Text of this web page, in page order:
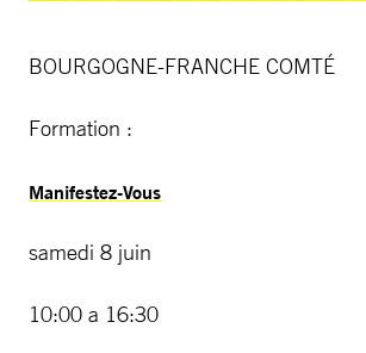
BOURGOGNE-FRANCHE COMTÉ
Formation :
Manifestez-Vous
samedi 8 juin
10:00 a 16:30